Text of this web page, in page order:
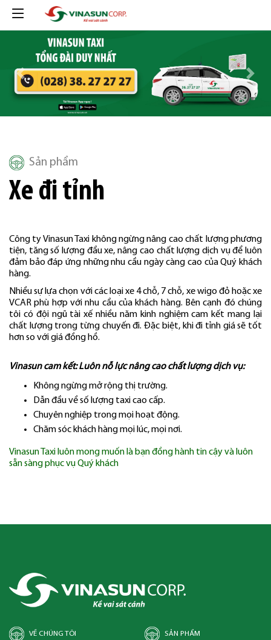
Previous Next
Sản phẩm
Xe đi tỉnh
Công ty Vinasun Taxi không ngừng nâng cao chất lượng phương
tiện, tăng số lượng đầu xe, nâng cao chất lượng dịch vụ để luôn
đảm bảo đáp ứng những nhu cầu ngày càng cao của Quý khách
hàng.
Nhiều sự lựa chọn với các loại xe 4 chỗ, 7 chỗ, xe wigo đỏ hoặc xe
VCAR phù hợp với nhu cầu của khách hàng. Bên cạnh đó chúng
tôi có đội ngũ tài xế nhiều năm kinh nghiệm cam kết mang lại
chất lượng trong từng chuyến đi. Đặc biệt, khi đi tỉnh giá sẽ tốt
hơn so với giá đồng hồ.
Vinasun cam kết: Luôn nỗ lực nâng cao chất lượng dịch vụ:
Không ngừng mở rộng thị trường.
Dẫn đầu về số lượng taxi cao cấp.
Chuyên nghiệp trong mọi hoạt động.
Chăm sóc khách hàng mọi lúc, mọi nơi.
Vinasun Taxi luôn mong muốn là bạn đồng hành tin cậy và luôn
sẵn sàng phục vụ Quý khách
VỀ CHÚNG TÔI SẢN PHẨM